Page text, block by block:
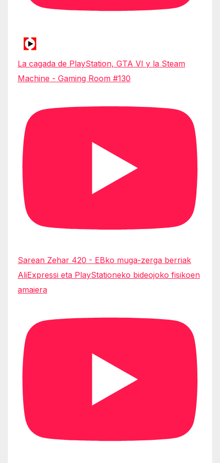
La cagada de PlayStation, GTA VI y la Steam
Machine - Gaming Room #130
Sarean Zehar 420 - EBko muga-zerga berriak
AliExpressi eta PlayStationeko bideojoko fisikoen
amaiera